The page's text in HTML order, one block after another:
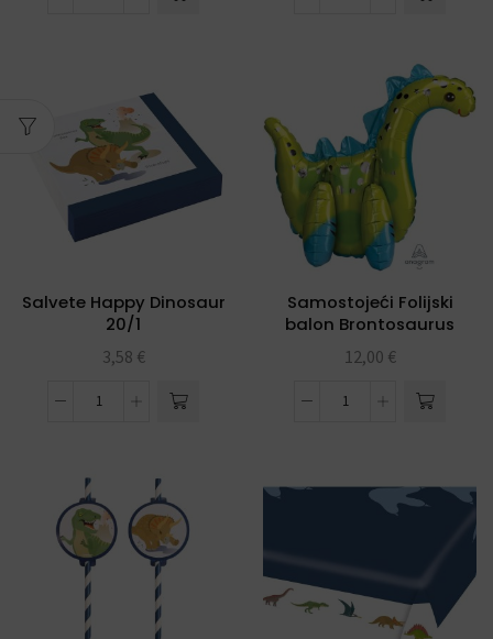
Salvete Happy Dinosaur
20/1
3,58 €
Samostojeći Folijski
balon Brontosaurus
12,00 €